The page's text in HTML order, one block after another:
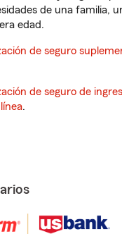
de una familia,
edad.
de seguro
de seguro de
.